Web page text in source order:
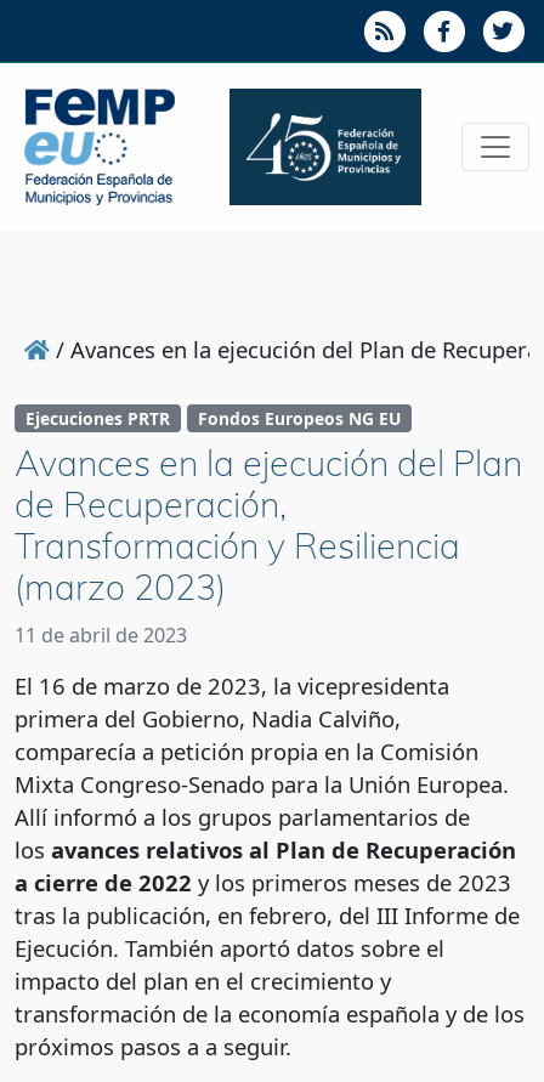
/ Avances en la ejecución del Plan de
Ejecuciones PRTR Fondos Europeos NG EU
Avances en la ejecución del Plan
de Recuperación,
Transformación y Resiliencia
(marzo 2023)
11 de abril de 2023
El 16 de marzo de 2023, la vicepresidenta
primera del Gobierno, Nadia Calviño,
comparecía a petición propia en la Comisión
Mixta Congreso-Senado para la Unión Europea.
Allí informó a los grupos parlamentarios de
los avances relativos al Plan de Recuperación
a cierre de 2022 y los primeros meses de 2023
tras la publicación, en febrero, del III Informe de
Ejecución. También aportó datos sobre el
impacto del plan en el crecimiento y
transformación de la economía española y de los
próximos pasos a a seguir.